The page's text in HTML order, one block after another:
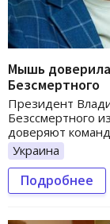
Мышь
Безсмертного
Президент
Безссмертного
доверяют
Украина
Подробнее